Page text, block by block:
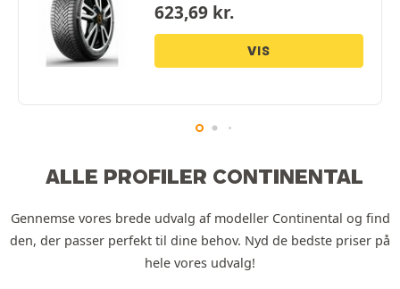
623,69 kr.
VIS
ALLE PROFILER CONTINENTAL
Gennemse vores brede udvalg af modeller Continental og find
den, der passer perfekt til dine behov. Nyd de bedste priser på
hele vores udvalg!